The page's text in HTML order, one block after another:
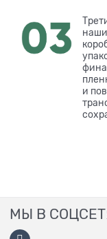
и
МЫ В